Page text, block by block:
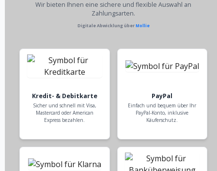
Wir bieten Ihnen eine sichere und flexible Auswahl an
Zahlungsarten.
Digitale Abwicklung überMollie
Kredit- & Debitkarte
Sicher und schnell mit Visa,
Mastercard oder American
Express bezahlen.
PayPal
Einfach und bequem über Ihr
PayPal-Konto, inklusive
Käuferschutz.